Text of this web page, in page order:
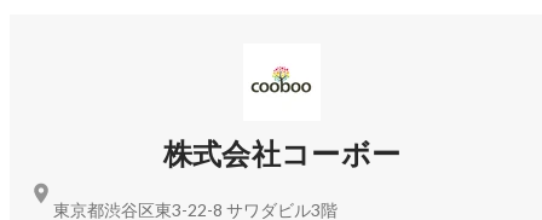
株式会社コーボー
東京都渋谷区東3-22-8 サワダビル3階